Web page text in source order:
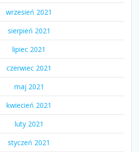
wrzesień 2021
sierpień 2021
lipiec 2021
czerwiec 2021
maj 2021
kwiecień 2021
luty 2021
styczeń 2021